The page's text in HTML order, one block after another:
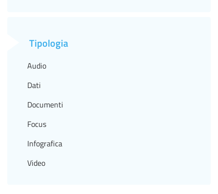
Tipologia
Audio
Dati
Documenti
Focus
Infografica
Video